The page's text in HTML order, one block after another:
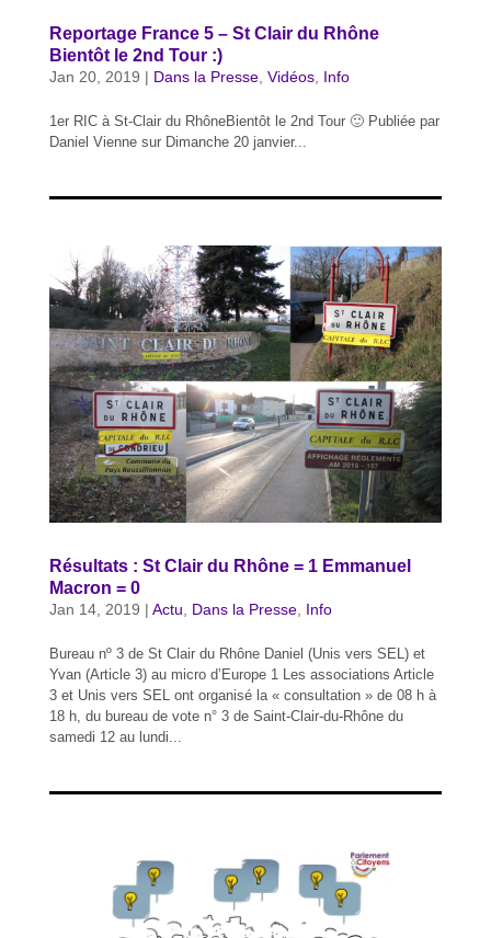
Reportage France 5 – St Clair du Rhône
Bientôt le 2nd Tour :)
Jan 20, 2019 | Dans la Presse, Vidéos, Info
1er RIC à St-Clair du RhôneBientôt le 2nd Tour 🙂 Publiée par
Daniel Vienne sur Dimanche 20 janvier...
Résultats : St Clair du Rhône = 1 Emmanuel
Macron = 0
Jan 14, 2019 | Actu, Dans la Presse, Info
Bureau nº 3 de St Clair du Rhône Daniel (Unis vers SEL) et
Yvan (Article 3) au micro d’Europe 1 Les associations Article
3 et Unis vers SEL ont organisé la « consultation » de 08 h à
18 h, du bureau de vote n° 3 de Saint-Clair-du-Rhône du
samedi 12 au lundi...